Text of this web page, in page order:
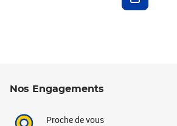
Nos Engagements
Proche de vous